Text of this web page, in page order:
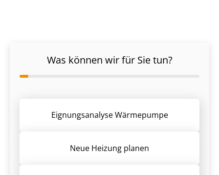
Was können wir für Sie tun?
Eignungsanalyse Wärmepumpe
Neue Heizung planen